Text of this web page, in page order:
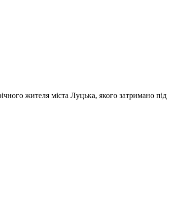
жителя міста Луцька, якого затримано під